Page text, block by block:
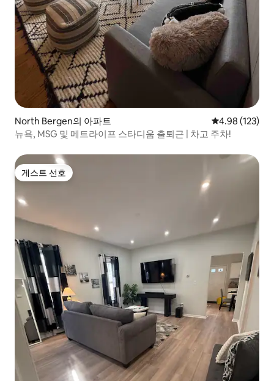
North Bergen의 아파트 평점 4.98점(5
4.98 (123)
뉴욕, MSG 및 메트라이프 스타디움 출퇴근 | 차고 주차!
게스트 선호
게스트 선호